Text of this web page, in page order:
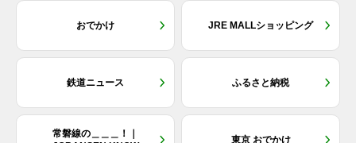
おでかけ JRE MALLショッピング
鉄道ニュース ふるさと納税
常磐線の＿＿＿！｜
東京 おでかけ